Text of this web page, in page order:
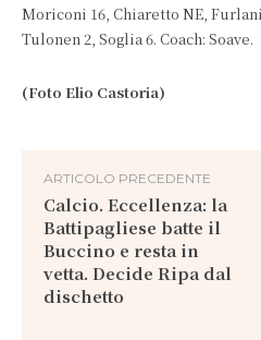
Moriconi 16, Chiaretto NE,
Tulonen 2, Soglia 6. Coach: Soave.
(Foto Elio Castoria)
ARTICOLO PRECEDENTE
Calcio. Eccellenza: la
Battipagliese batte il
Buccino e resta in
vetta. Decide Ripa dal
dischetto